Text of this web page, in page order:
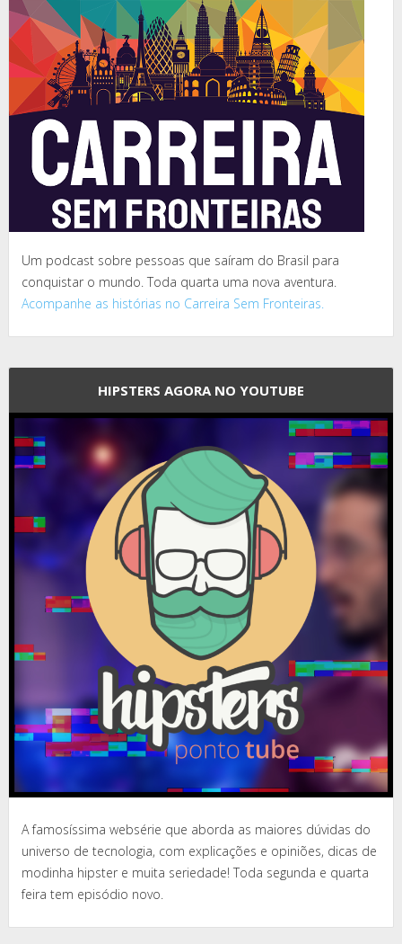
Um podcast sobre pessoas que saíram do Brasil para
conquistar o mundo. Toda quarta uma nova aventura.
Acompanhe as histórias no Carreira Sem Fronteiras.
HIPSTERS AGORA NO YOUTUBE
A famosíssima websérie que aborda as maiores dúvidas do
universo de tecnologia, com explicações e opiniões, dicas de
modinha hipster e muita seriedade! Toda segunda e quarta
feira tem episódio novo.